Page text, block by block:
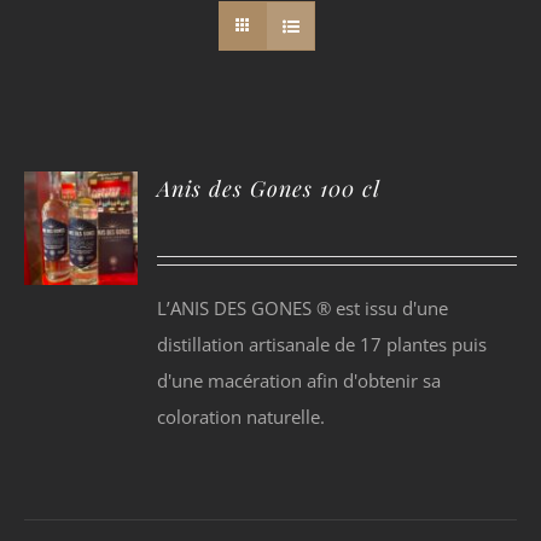
Anis des Gones 100 cl
L’ANIS DES GONES ® est issu d'une
distillation artisanale de 17 plantes puis
d'une macération afin d'obtenir sa
coloration naturelle.